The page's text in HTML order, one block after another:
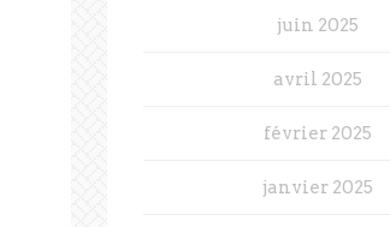
juin 2025
avril 2025
février 2025
janvier 2025